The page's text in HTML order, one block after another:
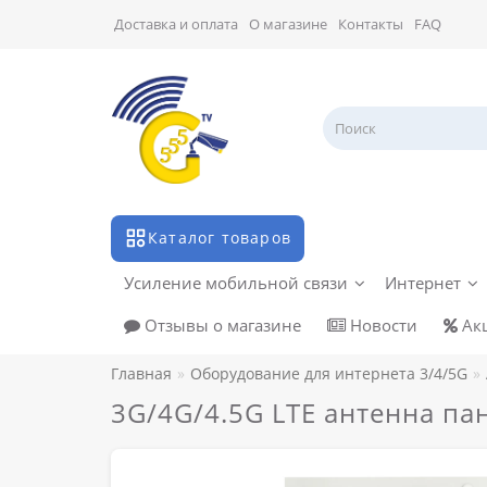
Доставка и оплата О магазине Контакты FAQ
Каталог товаров
Усиление мобильной связи
Интернет
Отзывы о магазине
Новости
Главная Оборудование для интернета 3/4/5G
3G/4G/4.5G LTE антенна